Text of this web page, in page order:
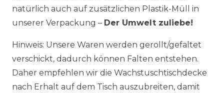
natürlich auch auf zusätzlichen Plastik-Müll in
unserer Verpackung – Der Umwelt zuliebe!
Hinweis: Unsere Waren werden gerollt/gefaltet
verschickt, dadurch können Falten entstehen.
Daher empfehlen wir die Wachstuschtischdecke
nach Erhalt auf dem Tisch auszubreiten, damit